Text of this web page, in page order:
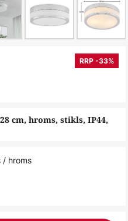
cm, hroms, stikls, IP44,
RRP -33%
/ hroms